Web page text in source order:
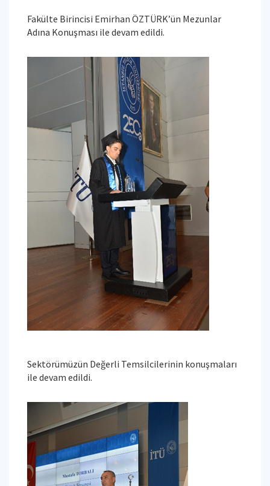
Fakülte Birincisi Emirhan ÖZTÜRK’ün Mezunlar
Adına Konuşması ile devam edildi.
Sektörümüzün Değerli Temsilcilerinin konuşmaları
ile devam edildi.